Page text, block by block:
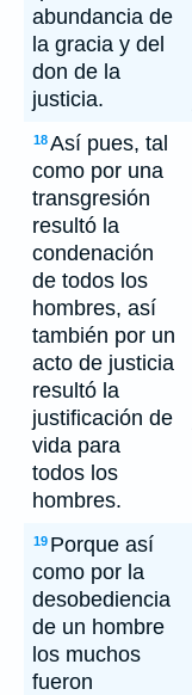
abundancia de
la gracia y del
don de la
justicia.
18Así pues, tal
como por una
transgresión
resultó la
condenación
de todos los
hombres, así
también por un
acto de justicia
resultó la
justificación de
vida para
todos los
hombres.
19 Porque así
como por la
desobediencia
de un hombre
los muchos
fueron